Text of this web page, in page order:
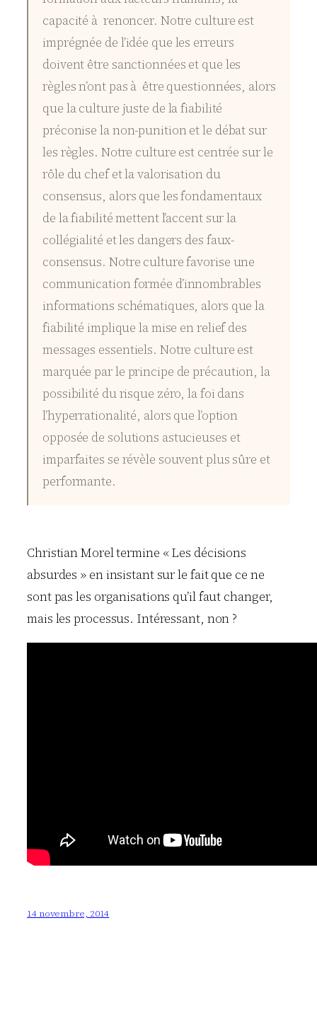
capacité à renoncer. Notre culture est
imprégnée de l’idée que les erreurs
doivent être sanctionnées et que les
règles n’ont pas à être questionnées, alors
que la culture juste de la fiabilité
préconise la non-punition et le débat sur
les règles. Notre culture est centrée sur le
rôle du chef et la valorisation du
consensus, alors que les fondamentaux
de la fiabilité mettent l’accent sur la
collégialité et les dangers des faux-
consensus. Notre culture favorise une
communication formée d’innombrables
informations schématiques, alors que la
fiabilité implique la mise en relief des
messages essentiels. Notre culture est
marquée par le principe de précaution, la
possibilité du risque zéro, la foi dans
l’hyperrationalité, alors que l’option
opposée de solutions astucieuses et
imparfaites se révèle souvent plus sûre et
performante.
Christian Morel termine « Les décisions
absurdes » en insistant sur le fait que ce ne
sont pas les organisations qu’il faut changer,
mais les processus. Intéressant, non ?
14 novembre, 2014